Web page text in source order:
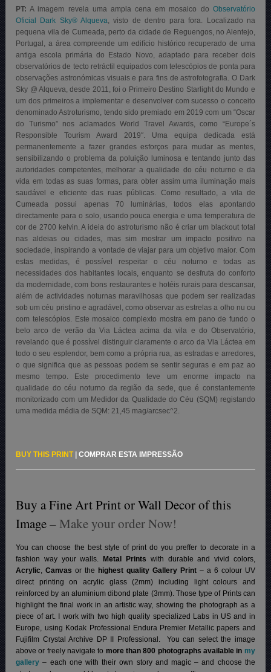
PT: A imagem revela uma ampla cena em mosaico do Observatório
Oficial Dark Sky® Alqueva , visto de dentro para fora. Localizado na
pequena vila de Cumeada, perto da cidade de Reguengos, no Alentejo,
Portugal, a área compreende um edifício histórico recuperado de uma
antiga escola primária do Estado Novo, adaptado para receber dois
observatórios de tecto retráctil equipados com telescópios de ponta para
observações astronómicas visuais e para fins de astrofotografia. O Dark
Sky @ Alqueva, desde 2011, foi o Primeiro Destino Starlight do Mundo e
um dos primeiros a implementar e desenvolver com sucesso o conceito
denominado Astroturismo, tendo sido premiado em 2019 com um “Oscar
do Turismo” nos aclamados World Travel Awards, como “Europe´s
Responsible Tourism Award 2019″ . Uma equipa dedicada está
permanentemente a fazer grandes esforços para mudar as mentes,
sensibilizando o problema da poluição luminosa e tentando junto das
autoridades competentes, melhorar a qualidade do céu noturno e da
vida em todas as suas formas, para obter assim uma iluminação mais
saudável e eficiente das ruas públicas. Como resultado, a vila de
Cumeada possui apenas 70 luminárias, todos elas apontando
directamente para o solo, usando pouca energia e uma temperatura de
cor de 2700 kelvin. A ideia do astroturismo não é criar um blackout total
nas aldeias ou cidades, mas sim mostrar um impacto positivo na
sociedade, inspirando a vontade de viajar para um objetivo maior. Com
estas medidas, é possível respeitar o céu noturno e todas as
necessidades dos habitantes locais, enquanto se desfruta do conforto
da modernidade, com bons restaurantes e hotéis rurais para descansar,
além de actividades noturnas maravilhosas que podem ser realizadas
sob um céu pristino e agradável, como observar as estrelas a olho nu ou
com telescópios. Este mosaico complexto mostra em pano de fundo o
belo arco de verão da Via Láctea acima da vila e do Observatório,
revelando que é possível distinguir claramente o arco da Via Láctea em
todo o seu esplendor, bem como a própria rua, as estradas e arredores,
o que significa que as pessoas podem se sentir seguras e em paz ao
mesmo tempo. Este procedimento teve um enorme impacto na
qualidade do céu noturno da região da sede, que é constantemente
monitorizado com um Medidor da Qualidade do Céu (SQM) registando
uma medida média de SQM: 21,45 mag/arcsec^2.
BUY THIS PRINT |COMPRAR ESTA IMPRESSÃO
Buy a Fine Art Print or Wall Decor of this
Image– Make your order Now!
You can choose the best style of print do you preffer to decorate in a
fashion way your walls.Metal Prints with durable and vivid colors,
Acrylic ,Canvas or the highest quality Gallery Print– a 6 colour UV
direct printing on acrylic glass (2mm) including light colours and
reinforced by an aluminium dibond plate (3mm). Those type of Prints can
highlight the final work in an artistic way, showing the photograph as a
piece of art. I work with two high quality specialized Labs in US and in
Europe, using Kodak Professional Endura Premier Metallic papers and
Fujifilm Crystal Archive DP II Professional. You can select the image
above or freely navigate to more than 800 photographs available in my
gallery – each one with their own story and magic – and choose the